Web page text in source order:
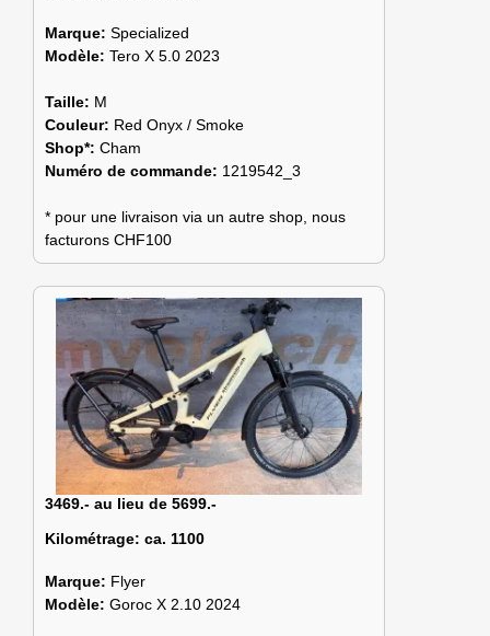
Marque: Specialized
Modèle: Tero X 5.0 2023
Taille: M
Couleur: Red Onyx / Smoke
Shop*: Cham
Numéro de commande: 1219542_3
* pour une livraison via un autre shop, nous
facturons CHF100
3469.- au lieu de 5699.-
Kilométrage: ca. 1100
Marque: Flyer
Modèle: Goroc X 2.10 2024